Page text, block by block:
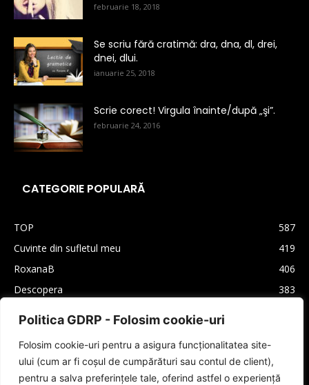
Politica GDRP - Folosim cookie-uri
Folosim cookie-uri pentru a asigura funcționalitatea site-
ului (cum ar fi coșul de cumpărături sau contul de client),
pentru a salva preferințele tale, oferind astfel o experiență
februarie 18, 2018
Se scriu fără cratimă: dra, dna, dl, drei,
dnei, dlui.
ianuarie 25, 2018
Scrie corect! Virgula înainte/după „şi”.
februarie 24, 2016
CATEGORIE POPULARĂ
TOP
587
Cuvinte din sufletul meu
419
RoxanaB
406
Descopera
383
Lifestyle
Cultura generala
160